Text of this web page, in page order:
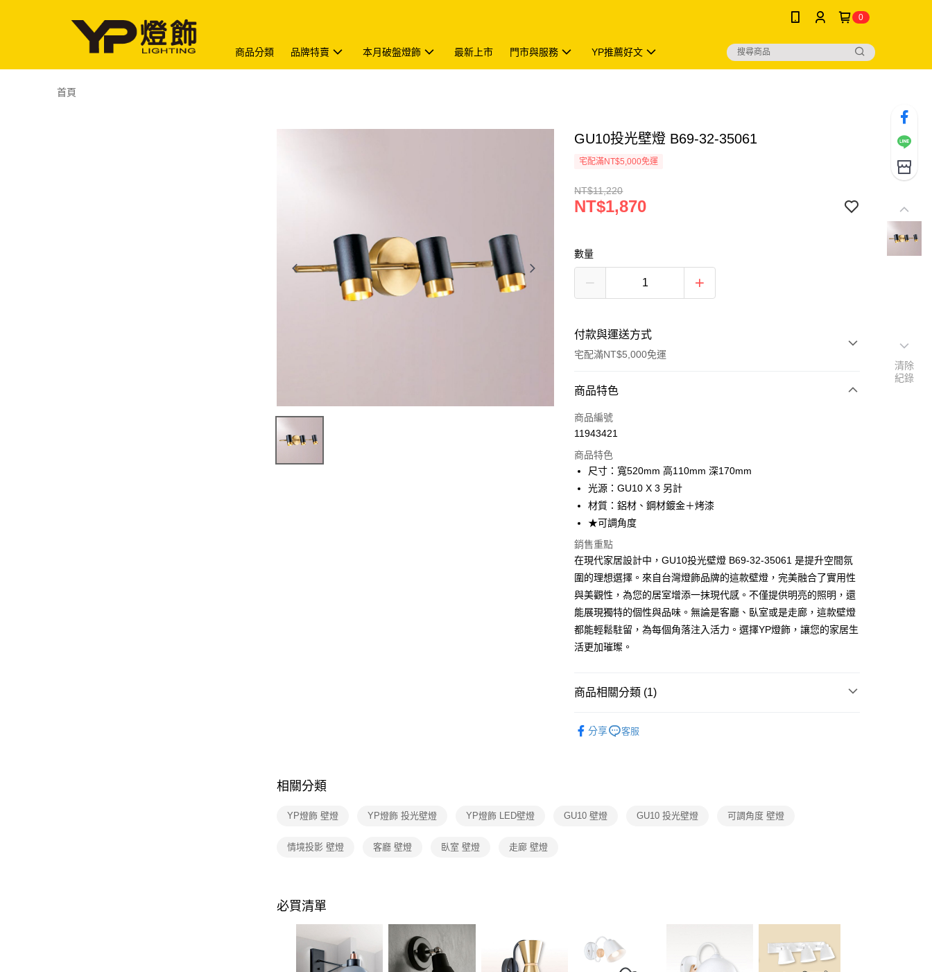
0
商品分類 品牌特賣 本月破盤燈飾 最新上市 門市與服務 YP推薦好文
首頁
GU10投光壁燈 B69-32-35061
宅配滿NT$5,000免運
NT$11,220
NT$1,870
數量
付款與運送方式
宅配滿NT$5,000免運
付款方式
信用卡一次付款
Apple Pay
街口支付
悠遊付
Google Pay
AFTEE先享後付
相關說明
【關於「AFTEE先享後付」】
AFTEE先享後付是「在收到商品之後才付款」的支付方式。 讓您購物簡單
便利好安心！
３．安心：先確認商品／服務後，再付款。
１．於結帳方式選擇「AFTEE先享後付」後，將跳轉至「AFTEE先享後
付」結帳頁面，進行簡訊認證並確認金額後，即可完成結帳。
先享後付繳納相關費用。
https://aftee.tw/terms/#terms3
３．未成年的使用者請事先徵得法定代理人或監護人之同意方可使用
「AFTEE先享後付」，若未經同意申辦者引起之損失，本公司不負相關責
ATM付款
每筆NT$180，滿NT$5,000(含以上)免運費
商品特色
商品編號
11943421
商品特色
尺寸：寬520mm 高110mm 深170mm
光源：GU10 X 3 另計
材質：鋁材、鋼材鍍金＋烤漆
★可調角度
銷售重點
在現代家居設計中，GU10投光壁燈 B69-32-35061 是提升空間氛
圍的理想選擇。來自台灣燈飾品牌的這款壁燈，完美融合了實用性
與美觀性，為您的居室增添一抹現代感。不僅提供明亮的照明，還
能展現獨特的個性與品味。無論是客廳、臥室或是走廊，這款壁燈
都能輕鬆駐留，為每個角落注入活力。選擇YP燈飾，讓您的家居生
活更加璀璨。
商品相關分類 (1)
分享
客服
相關分類
YP燈飾 壁燈 YP燈飾 投光壁燈 YP燈飾 LED壁燈 GU10 壁燈 GU10 投光壁燈 可調角度 壁燈
情境投影 壁燈 客廳 壁燈 臥室 壁燈 走廊 壁燈
必買清單
清除
紀錄